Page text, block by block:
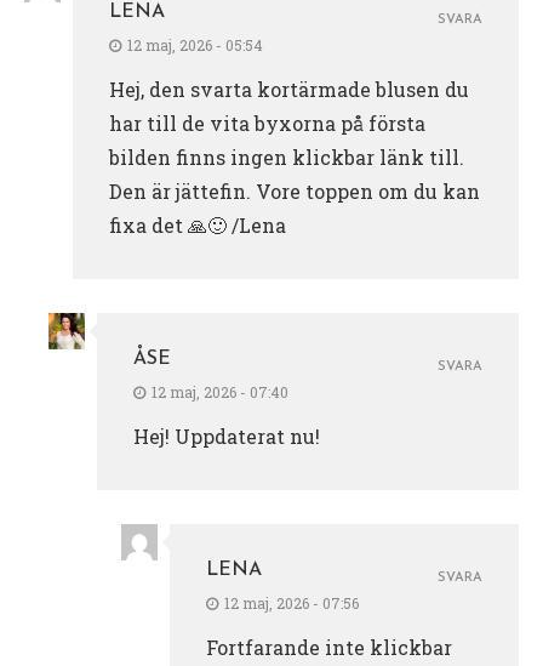
LENA
12 maj, 2026 - 05:54
Hej, den svarta kortärmade blusen du
har till de vita byxorna på första
bilden finns ingen klickbar länk till.
Den är jättefin. Vore toppen om du kan
fixa det 🙏🙂 /Lena
SVARA
ÅSE
12 maj, 2026 - 07:40
Hej! Uppdaterat nu!
SVARA
LENA
12 maj, 2026 - 07:56
Fortfarande inte klickbar
SVARA